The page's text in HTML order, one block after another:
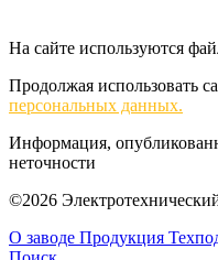
На сайте используются
Продолжая использовать
персональных данных.
Информация,
неточности
©2026
О заводе Продукция